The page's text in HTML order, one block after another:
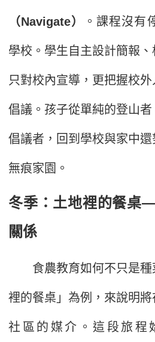
（Navigate） 。課程沒有
學校。學生自主設計簡報
只對校內宣導，更把握校
倡議。孩子從單純的登山
倡議者，回到學校與家中還
無痕家園。
冬季：土地裡的餐桌
關係
食農教育如何不只是種
裡的餐桌」為例，來說明
社區的媒介。這段旅程